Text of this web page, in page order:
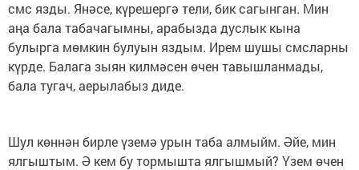
смс язды. Янәсе, күрешергә тели, бик сагынган. Мин
аңа бала табачагымны, арабызда дуслык кына
булырга мөмкин булуын яздым. Ирем шушы смсларны
күрде. Балага зыян килмәсен өчен тавышланмады,
бала тугач, аерылабыз диде.
Шул көннән бирле үземә урын таба алмыйм. Әйе, мин
ялгыштым. Ә кем бу тормышта ялгышмый? Үзем өчен